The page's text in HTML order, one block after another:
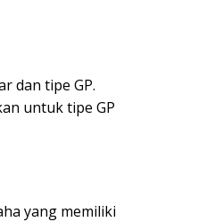
dan tipe GP.
untuk tipe GP
yang memiliki